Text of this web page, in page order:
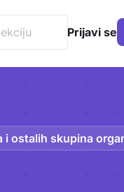
Prijavi se
i ostalih skupina